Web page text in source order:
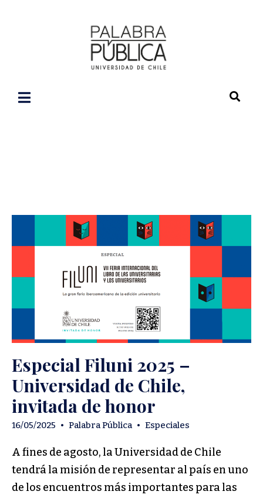
Especial Filuni 2025 –
Universidad de Chile,
invitada de honor
16/05/2025 • Palabra Pública • Especiales
A fines de agosto, la Universidad de Chile
tendrá la misión de representar al país en uno
de los encuentros más importantes para las